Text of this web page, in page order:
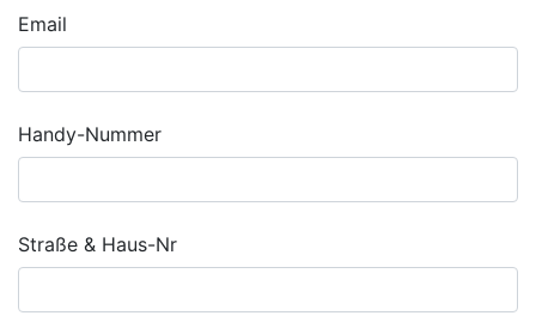
Email
Handy-Nummer
Straße & Haus-Nr